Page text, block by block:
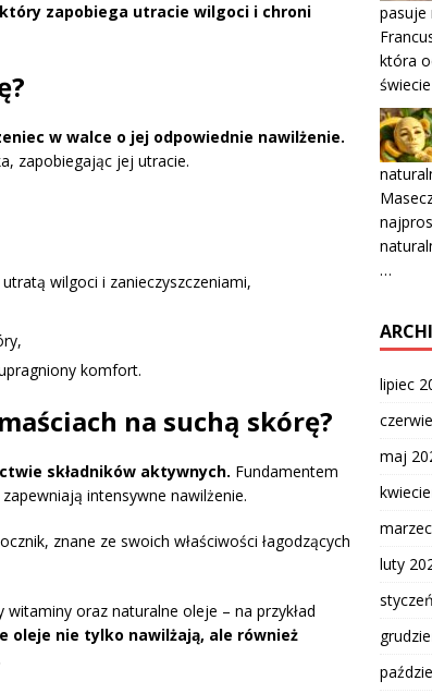
zapobiega utracie wilgoci i chroni
w walce o jej odpowiednie nawilżenie.
zapobiegając jej utracie.
wilgoci i zanieczyszczeniami,
komfort.
na suchą skórę?
składników aktywnych. Fundamentem
intensywne nawilżenie.
znane ze swoich właściwości łagodzących
oraz naturalne oleje – na przykład
oleje nie tylko nawilżają, ale również
pasuje
która
…
lipiec
maj
luty